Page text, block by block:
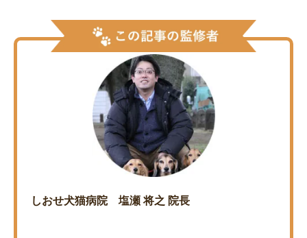
しおせ犬猫病院 塩瀬 将之 院長